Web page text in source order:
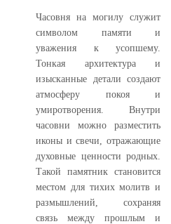
Часовня на могилу служит
символом памяти и
уважения к усопшему.
Тонкая архитектура и
изысканные детали создают
атмосферу покоя и
умиротворения. Внутри
часовни можно разместить
иконы и свечи, отражающие
духовные ценности родных.
Такой памятник становится
местом для тихих молитв и
размышлений, сохраняя
связь между прошлым и